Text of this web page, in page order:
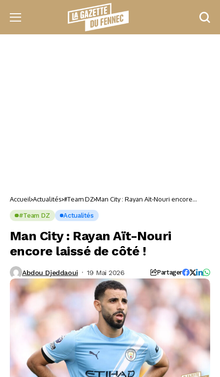
Accueil Actualités #Team DZ Man City : Rayan Aït-Nouri encore
#Team DZ Actualités
Man City : Rayan Aït-Nouri
encore laissé de côté !
Abdou Djeddaoui 19 Mai 2026 Partager